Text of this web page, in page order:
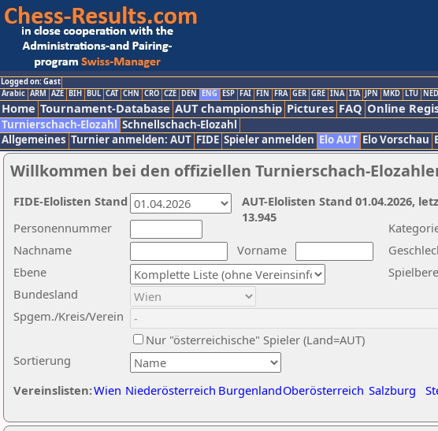
Logged on: Gast
Arabic ARM AZE BIH BUL CAT CHN CRO CZE DEN ENG ESP FAI FIN FRA GER GRE INA ITA JPN MKD LTU NED
Home Tournament-Database AUT championship Pictures FAQ Online
Turnierschach-Elozahl Schnellschach-Elozahl
Allgemeines Turnier anmelden: AUT FIDE Spieler anmelden Elo AUT Elo Vorschau
Willkommen bei den offiziellen Turnierschach-
Nachname
Vorname
Ebene
Sortierung
Personennummer
Bundesland
Spgem./Kreis/Verein
Nur "österreichische" Spieler (Land=AUT)
Vereinslisten:Wien Niederösterreich BurgenlandOberösterreich Salzburg
AUT-Elolisten Stand 01.04.2026,
13.945
FIDE-Elolisten Stand